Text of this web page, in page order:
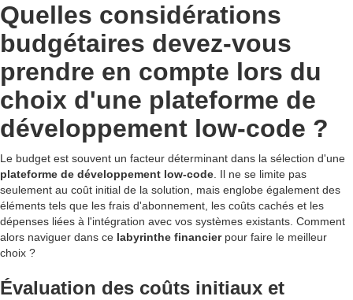
Quelles considérations
budgétaires devez-vous
prendre en compte lors du
choix d'une plateforme de
développement low-code ?
Le budget est souvent un facteur déterminant dans la sélection d'une
plateforme de développement low-code. Il ne se limite pas
seulement au coût initial de la solution, mais englobe également des
éléments tels que les frais d'abonnement, les coûts cachés et les
dépenses liées à l'intégration avec vos systèmes existants. Comment
alors naviguer dans ce labyrinthe financierpour faire le meilleur
choix ?
Évaluation des coûts initiaux et